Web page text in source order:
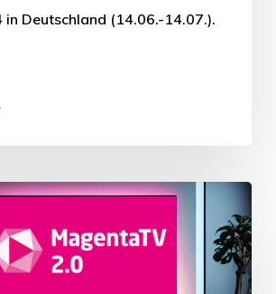
in Deutschland (14.06.-14.07.).